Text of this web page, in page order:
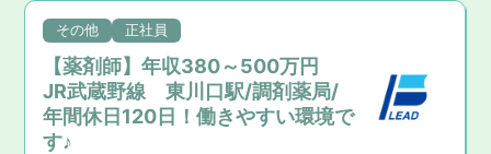
その他 正社員
【薬剤師】年収380～500万円
JR武蔵野線 東川口駅/調剤薬局/
年間休日120日！働きやすい環境で
す♪